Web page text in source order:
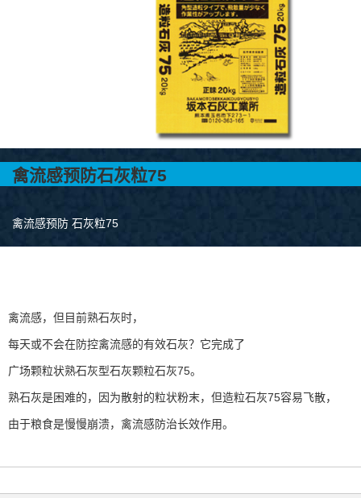
禽流感预防石灰粒75
禽流感预防 石灰粒75
禽流感，但目前熟石灰时，
每天或不会在防控禽流感的有效石灰？它完成了
广场颗粒状熟石灰型石灰颗粒石灰75。
熟石灰是困难的，因为散射的粒状粉末，但造粒石灰75容易飞散，
由于粮食是慢慢崩溃，禽流感防治长效作用。